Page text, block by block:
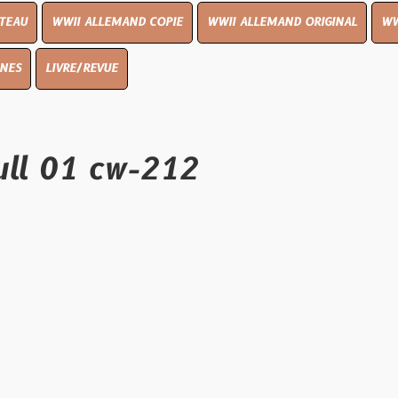
ALLEMAND COPIE WWII ALLEMAND ORIGINAL WWII UK
cw-212